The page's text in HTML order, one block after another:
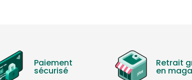
Paiement
sécurisé
Retrait
en